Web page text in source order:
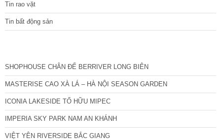
Tin rao vặt
Tin bất động sản
SHOPHOUSE CHÂN ĐẾ BERRIVER LONG BIÊN
MASTERISE CAO XÀ LÁ – HÀ NỘI SEASON GARDEN
ICONIA LAKESIDE TỐ HỮU MIPEC
IMPERIA SKY PARK NAM AN KHÁNH
VIỆT YÊN RIVERSIDE BẮC GIANG